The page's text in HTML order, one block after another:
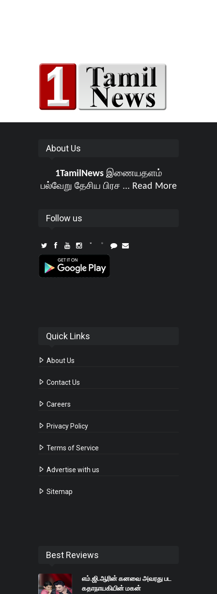
About Us
1TamilNewsஇணையதளம்
பல்வேறு தேசிய பிரச ... Read More
Follow us
Quick Links
About Us
Contact Us
Careers
Privacy Policy
Terms of Service
Advertise with us
Sitemap
Best Reviews
எம்.ஜி.ஆரின் கனவை அவரது பட
கதாநாயகியின் மகன்